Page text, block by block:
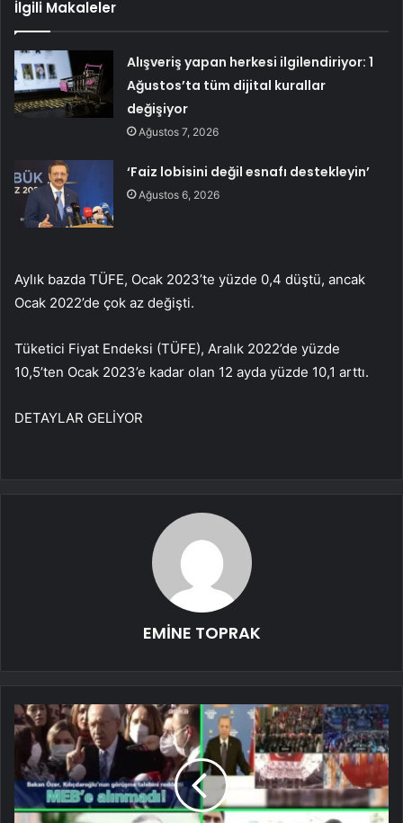
İlgili Makaleler
Alışveriş yapan herkesi ilgilendiriyor: 1
Ağustos’ta tüm dijital kurallar
değişiyor
Ağustos 7, 2026
‘Faiz lobisini değil esnafı destekleyin’
Ağustos 6, 2026
Aylık bazda TÜFE, Ocak 2023’te yüzde 0,4 düştü, ancak
Ocak 2022’de çok az değişti.
Tüketici Fiyat Endeksi (TÜFE), Aralık 2022’de yüzde
10,5’ten Ocak 2023’e kadar olan 12 ayda yüzde 10,1 arttı.
DETAYLAR GELİYOR
EMİNE TOPRAK